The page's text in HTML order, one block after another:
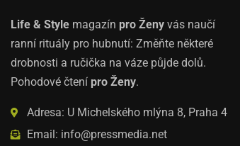
Life & Style magazín pro Ženy vás naučí
ranní rituály pro hubnutí: Změňte některé
drobnosti a ručička na váze půjde dolů.
Pohodové čtení pro Ženy.
Adresa: U Michelského mlýna 8, Praha 4
Email: info@pressmedia.net